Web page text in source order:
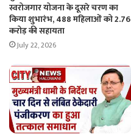
स्वरोजगार योजना के दूसरे चरण का
किया शुभारंभ, 488 महिलाओं को 2.76
करोड़ की सहायता
July 22, 2026